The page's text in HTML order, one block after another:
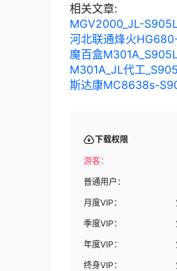
相关文章:
MGV2000_JL-
河北联通烽火
魔百盒
M301A_JL代工
斯达康MC8638s-
下载权限
游客：
普通用户：
月度VIP：
季度VIP：
年度VIP：
终身VIP：